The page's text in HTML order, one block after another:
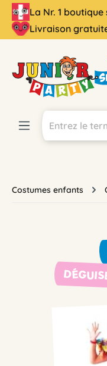
principal
La Nr. 1
Livraison
Costumes enfants